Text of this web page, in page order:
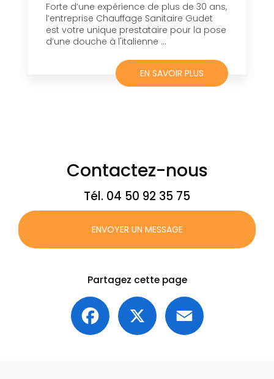
Forte d’une expérience de plus de 30 ans,
l’entreprise Chauffage Sanitaire Gudet
est votre unique prestataire pour la pose
d’une douche à l'italienne ...
EN SAVOIR PLUS
Contactez-nous
Tél. 04 50 92 35 75
ENVOYER UN MESSAGE
Partagez cette page
Facebook